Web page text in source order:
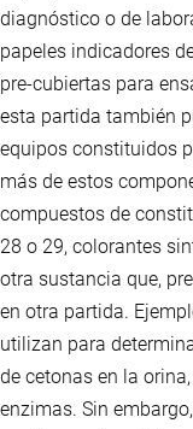
diagnóstico o de
papeles indicadores
pre-cubiertas para
esta partida también
equipos constituidos
más de estos
compuestos de
28 o 29, colorantes
otra sustancia que,
en otra partida.
utilizan para
de cetonas en la
enzimas. Sin